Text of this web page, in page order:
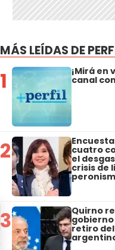
MÁS LEÍDAS DE
1 ¡Mirá en
canal
2 cuatro
el
crisis de
3 Quirno
gobierno
retiro